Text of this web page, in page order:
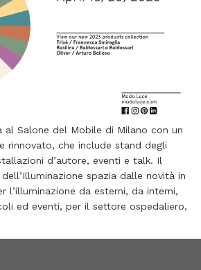
al Salone del Mobile di Milano con un
rinnovato, che include stand degli
d’autore, eventi e talk. Il
spazia dalle novità in
l’illuminazione da esterni, da interni,
ed eventi, per il settore ospedaliero,